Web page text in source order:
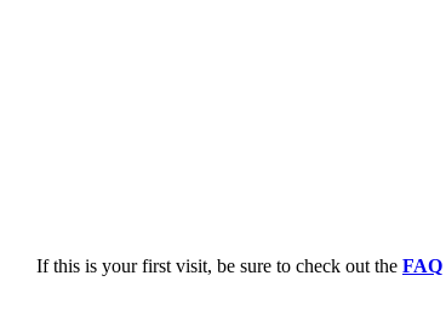
If this is your first visit, be sure to check out the FAQ